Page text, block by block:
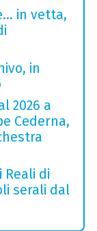
in vetta,
in
2026 a
Cederna,
Reali di
serali dal